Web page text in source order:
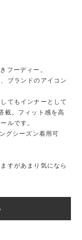
フーディー。
ブランドのアイコン
てもインナーとして
載。フィット感を高
ルです。
グシーズン着用可
すがあまり気になら